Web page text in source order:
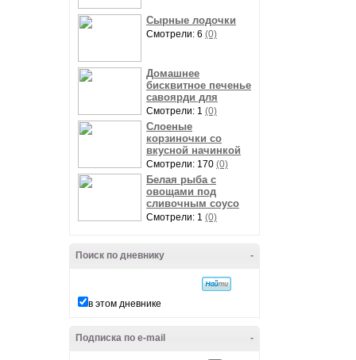
Сырные лодочки
Смотрели: 6 (0)
Домашнее
бисквитное печенье
савоярди для
Смотрели: 1 (0)
Слоеные
корзиночки со
вкусной начинкой
Смотрели: 170 (0)
Белая рыба с
овощами под
сливочным соусо
Смотрели: 1 (0)
-
Поиск по дневнику
в этом дневнике
-
Подписка по e-mail